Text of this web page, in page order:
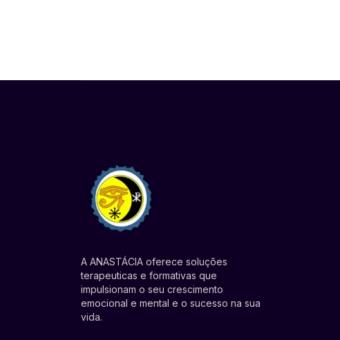
A ANASTÁCIA oferece soluções
terapeuticas e formativas que
impulsionam o seu crescimento
emocional e mental e o sucesso na sua
vida.